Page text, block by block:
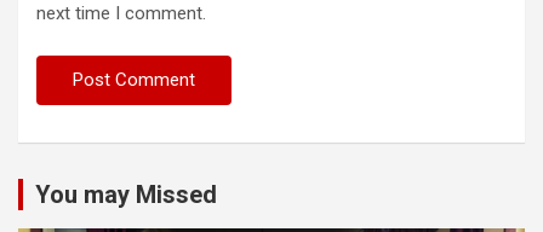
next time I comment.
You may Missed